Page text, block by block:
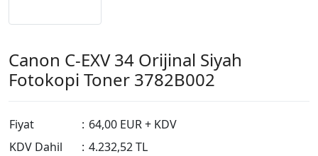
Canon C-EXV 34 Orijinal Siyah
Fotokopi Toner 3782B002
Fiyat : 64,00 EUR + KDV
KDV Dahil
: 4.232,52 TL